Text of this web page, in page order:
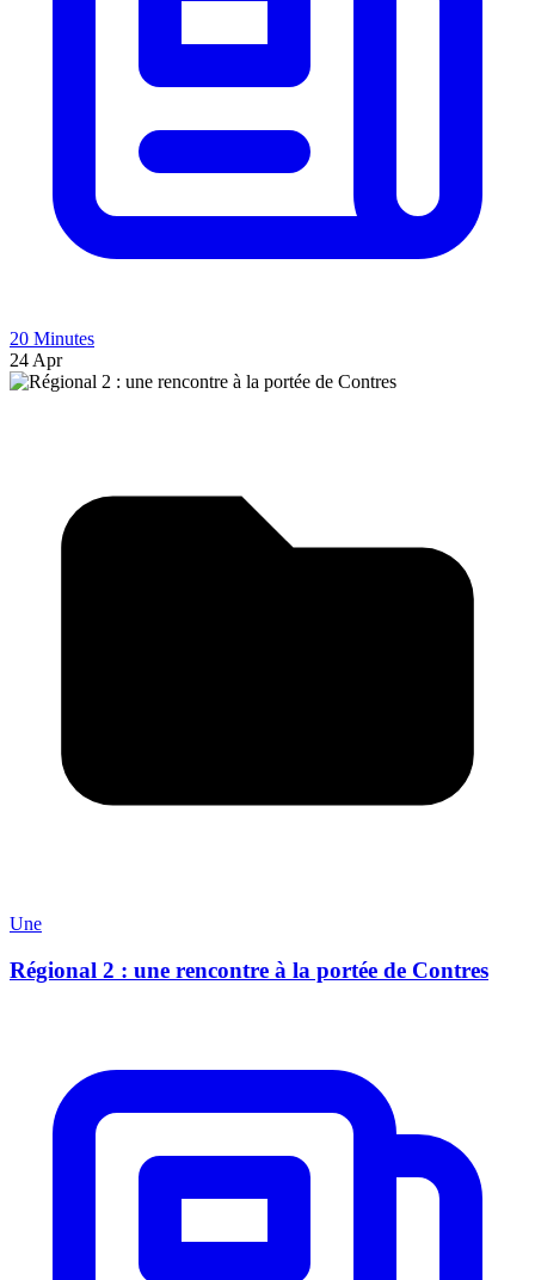
20 Minutes
24 Apr
Une
Régional 2 : une rencontre à la portée de Contres